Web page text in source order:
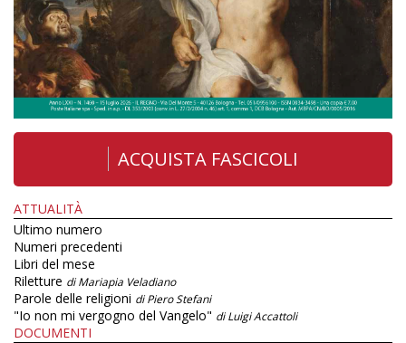
ACQUISTA FASCICOLI
ATTUALITÀ
Ultimo numero
Numeri precedenti
Libri del mese
Riletture di Mariapia Veladiano
Parole delle religioni di Piero Stefani
"Io non mi vergogno del Vangelo" di Luigi Accattoli
DOCUMENTI